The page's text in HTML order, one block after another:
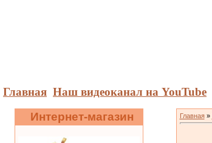
Главная Наш видеоканал на YouTube
Интернет-магазин
Главная»